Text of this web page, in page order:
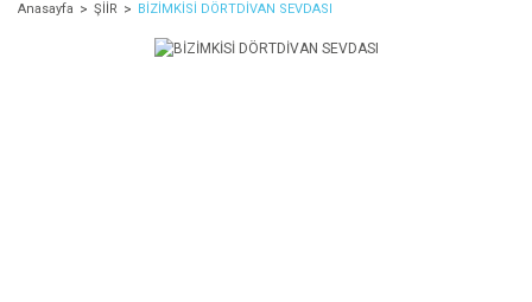
Anasayfa ŞİİR BİZİMKİSİ DÖRTDİVAN SEVDASI